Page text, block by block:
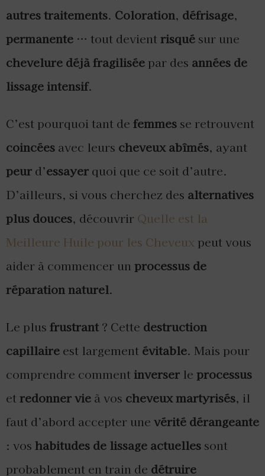
autres traitements. Coloration, défrisage,
permanente … tout devient risquésur une
chevelure déjà fragilisée par des années de
lissage intensif.
C’est pourquoi tant de femmesse retrouvent
coincées avec leurs cheveux abîmés, ayant
peur d’essayer quoi que ce soit d’autre.
D’ailleurs, si vous cherchez des alternatives
plus douces, découvrir Quelle est la
Meilleure Huile pour les Cheveux peut vous
aider à commencer un processus de
réparation naturel.
Le plus frustrant ? Cette destruction
capillaire est largement évitable. Mais pour
comprendre comment inverser le processus
et redonner vie à vos cheveux martyrisés, il
faut d’abord accepter une vérité dérangeante
: vos habitudes de lissage actuellessont
probablement en train de détruire